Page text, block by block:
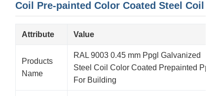
Coil Pre-painted Color Coated Steel Coil
Attribute Value
Products
Name
RAL 9003 0.45 mm Ppgl Galvanized
Steel Coil Color Coated Prepainted Ppgi
For Building